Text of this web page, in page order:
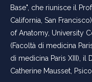
Base", che riunisce il
California, San
of Anatomy, University
(Facoltà di medicina
di medicina Paris XIII), il
Catherine Mausset,